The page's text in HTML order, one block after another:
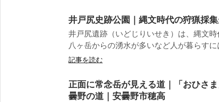
井戸尻史跡公園｜縄文時代の狩猟採
井戸尻遺跡（いどじりいせき）は、縄文
八ヶ岳からの湧水が多いなど人が暮らす
記事を読む
正面に常念岳が見える道｜「おひさ
曇野の道｜安曇野市穂高